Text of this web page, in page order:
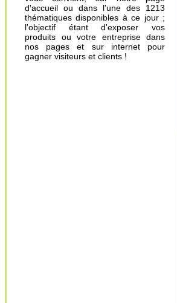
d'accueil ou dans l'une des 1213
thématiques disponibles à ce jour ;
l'objectif étant d'exposer vos
produits ou votre entreprise dans
nos pages et sur internet pour
gagner visiteurs et clients !